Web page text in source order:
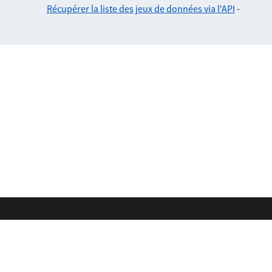
Récupérer la liste des jeux de données via l'API -